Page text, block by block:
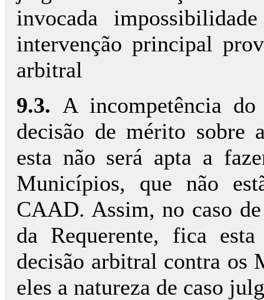
invocada
intervenção principal
arbitral
9.3. A incompetência
decisão de mérito sobre
esta não será apta a
Municípios, que não
CAAD. Assim, no caso
da Requerente, fica
decisão arbitral contra os
eles a natureza de caso